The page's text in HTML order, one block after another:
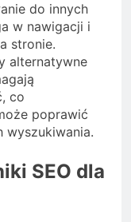
do innych
w nawigacji i
stronie.
alternatywne
co
poprawić
wyszukiwania.
SEO dla